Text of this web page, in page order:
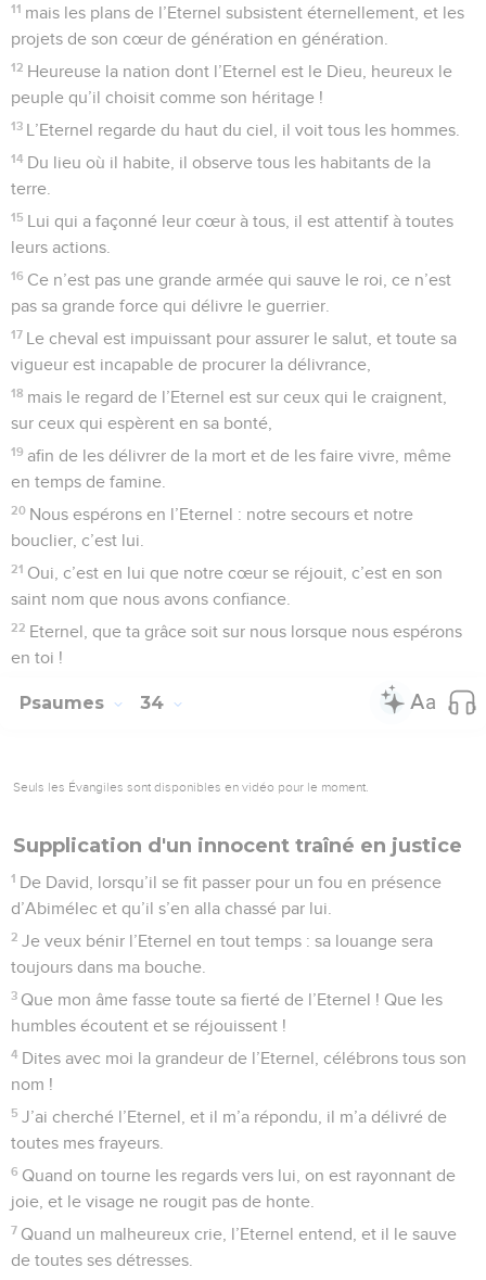
11 mais les plans de l’Eternel subsistent éternellement, et les
projets de son cœur de génération en génération.
12 Heureuse la nation dont l’Eternel est le Dieu, heureux le
peuple qu’il choisit comme son héritage !
13 L’Eternel regarde du haut du ciel, il voit tous les hommes.
14 Du lieu où il habite, il observe tous les habitants de la
terre.
15 Lui qui a façonné leur cœur à tous, il est attentif à toutes
leurs actions.
16 Ce n’est pas une grande armée qui sauve le roi, ce n’est
pas sa grande force qui délivre le guerrier.
17 Le cheval est impuissant pour assurer le salut, et toute sa
vigueur est incapable de procurer la délivrance,
18 mais le regard de l’Eternel est sur ceux qui le craignent,
sur ceux qui espèrent en sa bonté,
19 afin de les délivrer de la mort et de les faire vivre, même
en temps de famine.
20 Nous espérons en l’Eternel : notre secours et notre
bouclier, c’est lui.
21 Oui, c’est en lui que notre cœur se réjouit, c’est en son
saint nom que nous avons confiance.
22 Eternel, que ta grâce soit sur nous lorsque nous espérons
en toi !
Psaumes 34
Seuls les Évangiles sont disponibles en vidéo pour le moment.
Supplication d'un innocent traîné en justice
1 De David, lorsqu’il se fit passer pour un fou en présence
d’Abimélec et qu’il s’en alla chassé par lui.
2 Je veux bénir l’Eternel en tout temps : sa louange sera
toujours dans ma bouche.
3 Que mon âme fasse toute sa fierté de l’Eternel ! Que les
humbles écoutent et se réjouissent !
4 Dites avec moi la grandeur de l’Eternel, célébrons tous son
nom !
5 J’ai cherché l’Eternel, et il m’a répondu, il m’a délivré de
toutes mes frayeurs.
6 Quand on tourne les regards vers lui, on est rayonnant de
joie, et le visage ne rougit pas de honte.
7 Quand un malheureux crie, l’Eternel entend, et il le sauve
de toutes ses détresses.